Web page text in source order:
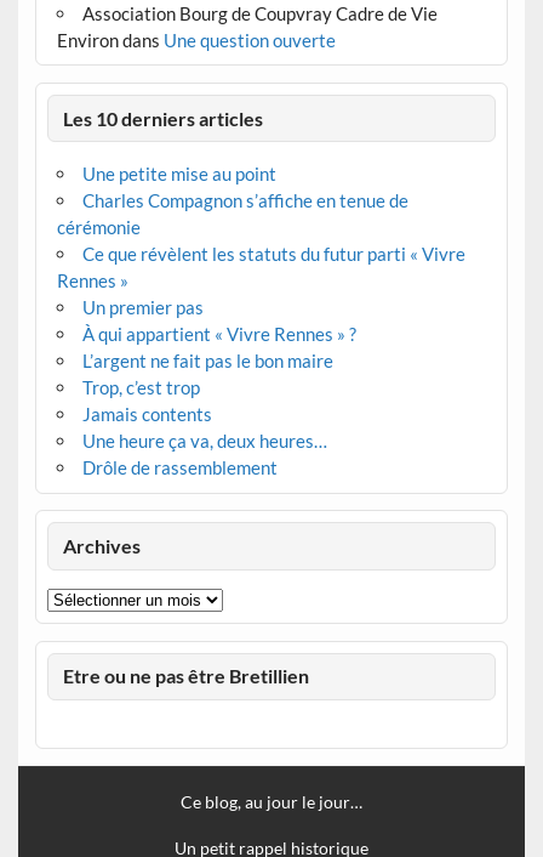
Association Bourg de Coupvray Cadre de Vie
Environdans Une question ouverte
Les 10 derniers articles
Une petite mise au point
Charles Compagnon s’affiche en tenue de
cérémonie
Ce que révèlent les statuts du futur parti « Vivre
Rennes »
Un premier pas
À qui appartient « Vivre Rennes » ?
L’argent ne fait pas le bon maire
Trop, c’est trop
Jamais contents
Une heure ça va, deux heures…
Drôle de rassemblement
Archives
Archives
Etre ou ne pas être Bretillien
Ce blog, au jour le jour…
Un petit rappel historique